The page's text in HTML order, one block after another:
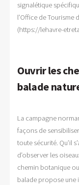
signalétique
l’Office de Tourisme
(https://lehavre-
Ouvrir les
balade
La campagne
façons de
toute sécurité. Qu’il
d’observer les
chemin botanique
balade propose une